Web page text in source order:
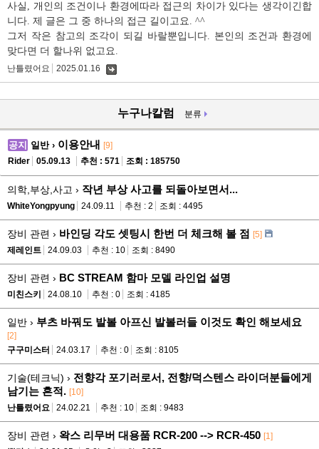
사실, 개인의 조건이나 환경에따라 접근의 차이가 있다는 생각이긴합
니다. 제 글은 그 중 하나의 접근 길이고요. ^^
그저 작은 참고의 조각이 되길 바랄뿐입니다. 본인의 조건과 환경에
맞다면 더 할나위 없고요.
난틀렸어요 2025.01.16
누구나칼럼 분류
공지 일반 › 이용안내 [9]
Rider
05.09.13 추천 : 571 조회 : 185750
의학,부상,사고 › 작년 부상 사고를 되돌아보면서...
WhiteYongpyung 24.09.11 추천 : 2 조회 : 4495
장비 관련 › 바인딩 각도 셋팅시 한번 더 체크해 볼 점 [5]
제레인트
24.09.03 추천 : 10 조회 : 8490
장비 관련 › BC STREAM 함마 모델 라인업 설명
미친스키 24.08.10 추천 : 0 조회 : 4185
일반 › 부츠 바꿔도 발볼 아프신 발볼러들 이것도 확인 해보세요
[2]
구구미스터
24.03.17 추천 : 0 조회 : 8105
기술(테크닉) › 전향각 포기러로서, 전향/덕스텐스 라이더분들에게
남기는 흔적. [10]
난틀렸어요
24.02.21 추천 : 10 조회 : 9483
장비 관련 › 왁스 리무버 대용품 RCR-200 --> RCR-450 [1]